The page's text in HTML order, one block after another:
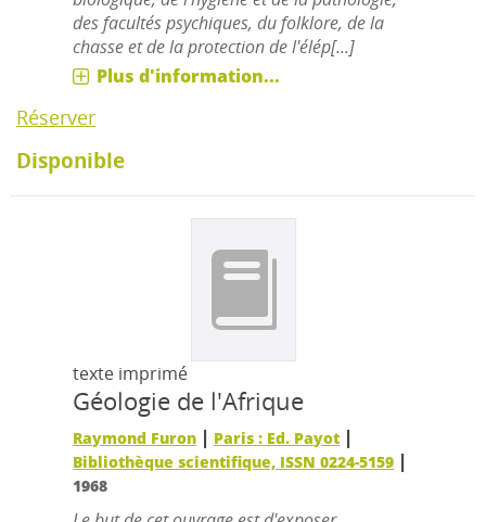
des facultés psychiques, du folklore, de la
chasse et de la protection de l'élép[...]
Plus d'information...
Réserver
Disponible
texte imprimé
Géologie de l'Afrique
Raymond Furon | Paris : Ed. Payot |
Bibliothèque scientifique, ISSN 0224-5159 |
1968